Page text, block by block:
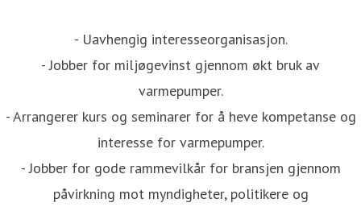
- Uavhengig interesseorganisasjon.
- Jobber for miljøgevinst gjennom økt bruk av
varmepumper.
- Arrangerer kurs og seminarer for å heve kompetanse og
interesse for varmepumper.
- Jobber for gode rammevilkår for bransjen gjennom
påvirkning mot myndigheter, politikere og